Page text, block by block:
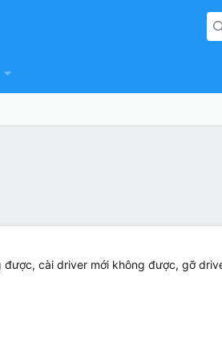
cài driver mới không được, gỡ